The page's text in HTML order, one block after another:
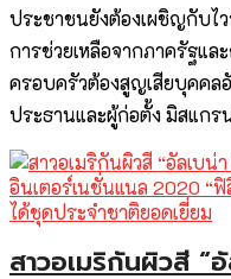
ประชาชนยังต้องเผชิญกับไ
การช่วยเหลือจากภาครัฐแล
ครอบครัวต้องสูญเสียบุคค
ประธานและผู้ก่อตั้ง มิสแกร
สาวอเมริกันผิวสี “